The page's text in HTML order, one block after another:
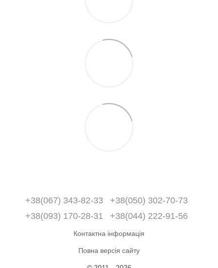
+38(067) 343-82-33
+38(050) 302-70-73
+38(093) 170-28-31
+38(044) 222-91-56
Контактна інформація
Повна версія сайту